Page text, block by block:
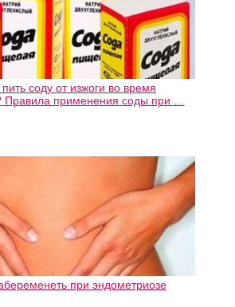
соду от изжоги во время
Правила применения соды при …
при эндометриозе